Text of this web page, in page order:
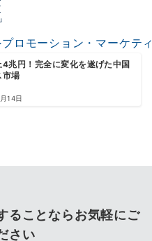
4兆円！完全に変化を遂げた中国
市場
14日
ることならお気軽にご
さい